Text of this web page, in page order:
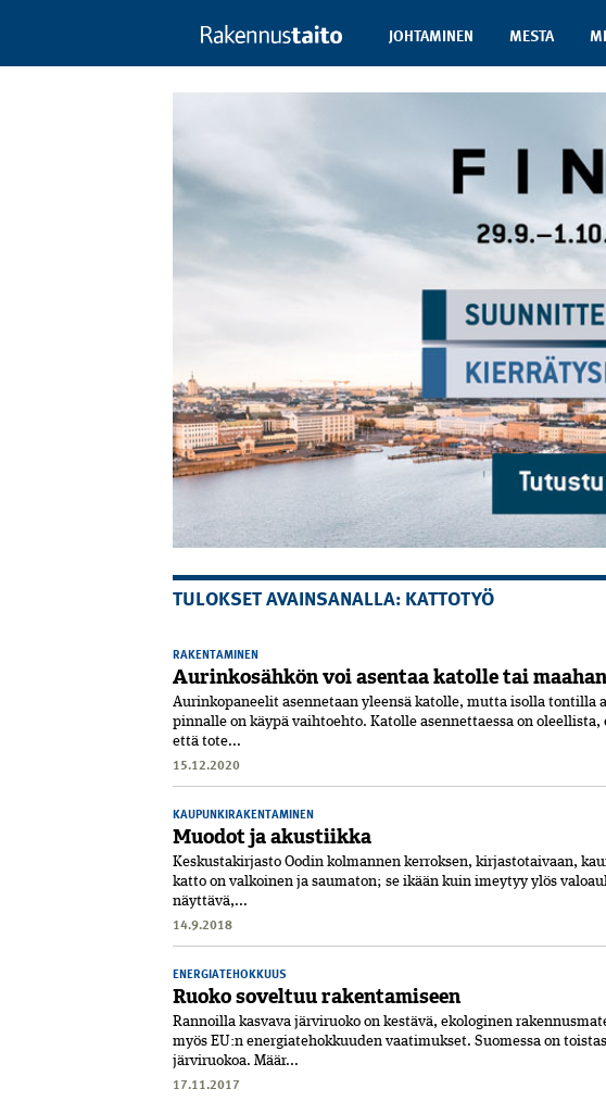
JOHTAMINEN MESTA
TULOKSET AVAINSANALLA: KATTOTYÖ
RAKENTAMINEN
Aurinkosähkön voi asentaa katolle tai maahan
Aurinkopaneelit asennetaan yleensä katolle, mutta isolla tontilla
pinnalle on käypä vaihtoehto. Katolle asennettaessa on
että tote...
15.12.2020
KAUPUNKIRAKENTAMINEN
Muodot ja akustiikka
Keskustakirjasto Oodin kolmannen kerroksen, kirjastotaivaan,
katto on valkoinen ja saumaton; se ikään kuin imeytyy ylös
näyttävä,...
14.9.2018
ENERGIATEHOKKUUS
Ruoko soveltuu rakentamiseen
Rannoilla kasvava järviruoko on kestävä, ekologinen
myös EU:n energiatehokkuuden vaatimukset. Suomessa on
järviruokoa. Määr...
17.11.2017